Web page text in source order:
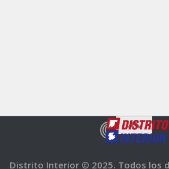
Distrito Interior © 2025. Todos los